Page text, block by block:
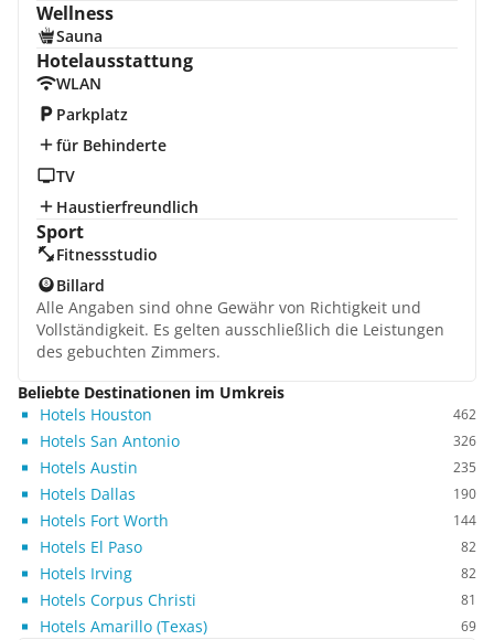
Wellness
Sauna
Hotelausstattung
WLAN
Parkplatz
für Behinderte
TV
Haustierfreundlich
Sport
Fitnessstudio
Billard
Alle Angaben sind ohne Gewähr von Richtigkeit und
Vollständigkeit. Es gelten ausschließlich die Leistungen
des gebuchten Zimmers.
Beliebte Destinationen im Umkreis
Hotels Houston
462
Hotels San Antonio 326
Hotels Austin 235
Hotels Dallas 190
Hotels Fort Worth 144
Hotels El Paso 82
Hotels Irving 82
Hotels Corpus Christi 81
Hotels Amarillo (Texas) 69